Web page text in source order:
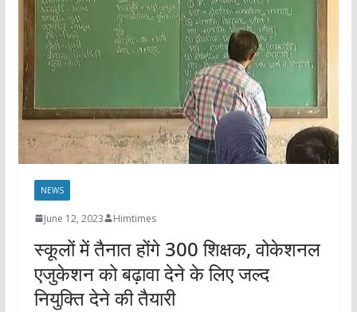
NEWS
June 12, 2023 Himtimes
स्कूलों में तैनात होंगे 300 शिक्षक, वोकेशनल
एजुकेशन को बढ़ावा देने के लिए जल्द
नियुक्ति देने की तैयारी